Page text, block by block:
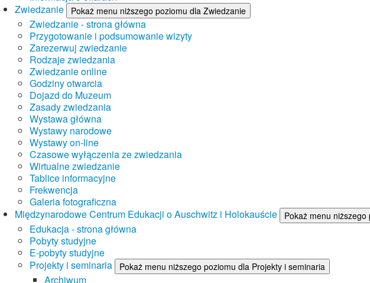
Zwiedzanie
Pokaż menu niższego poziomu dla Zwiedzanie
Zwiedzanie - strona główna
Przygotowanie i podsumowanie wizyty
Zarezerwuj zwiedzanie
Rodzaje zwiedzania
Zwiedzanie online
Godziny otwarcia
Dojazd do Muzeum
Zasady zwiedzania
Wystawa główna
Wystawy narodowe
Wystawy on-line
Czasowe wyłączenia ze zwiedzania
Wirtualne zwiedzanie
Tablice informacyjne
Frekwencja
Galeria fotograficzna
Międzynarodowe Centrum Edukacji o Auschwitz i Holokauście
Pokaż menu
Edukacja - strona główna
Pobyty studyjne
E-pobyty studyjne
Projekty i seminaria
Pokaż menu niższego poziomu dla Projekty i seminaria
Archiwum